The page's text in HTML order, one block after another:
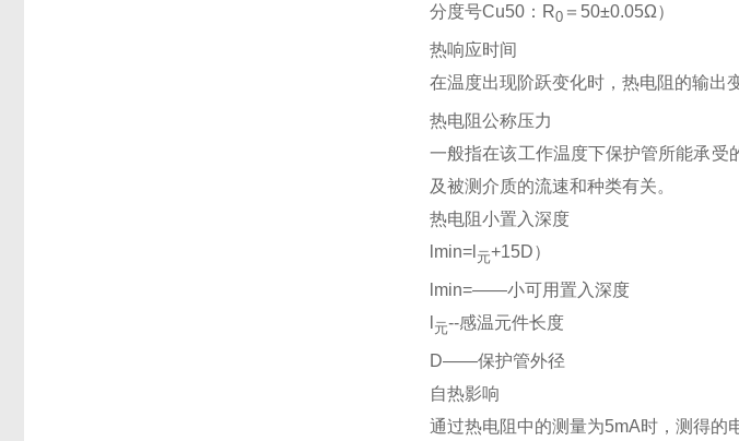
分度号Cu50：R0 ＝50±0.05Ω）
热响应时间
在温度出现阶跃变化时，热电阻的输出
热电阻公称压力
一般指在该工作温度下保护管所能承受
及被测介质的流速和种类有关。
热电阻小置入深度
lmin=l 元+15D）
lmin=――小可用置入深度
元--感温元件长度
D――保护管外径
自热影响
通过热电阻中的测量为5mA时，测得的